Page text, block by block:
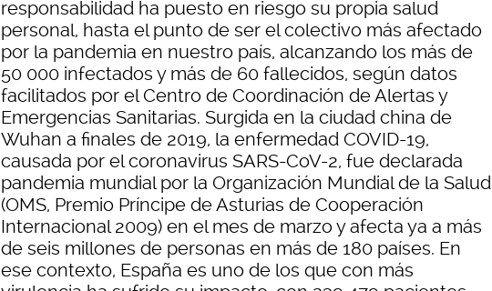
responsabilidad ha puesto en riesgo su propia salud
personal, hasta el punto de ser el colectivo más afectado
por la pandemia en nuestro país, alcanzando los más de
50 000 infectados y más de 60 fallecidos, según datos
facilitados por el Centro de Coordinación de Alertas y
Emergencias Sanitarias. Surgida en la ciudad china de
Wuhan a finales de 2019, la enfermedad COVID-19,
causada por el coronavirus SARS-CoV-2, fue declarada
pandemia mundial por la Organización Mundial de la Salud
(OMS, Premio Príncipe de Asturias de Cooperación
Internacional 2009) en el mes de marzo y afecta ya a más
de seis millones de personas en más de 180 países. En
ese contexto, España es uno de los que con más